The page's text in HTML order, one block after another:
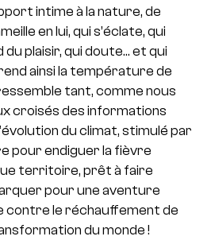
intime à la nature, de
en lui, qui s’éclate, qui
du plaisir, qui doute… et qui
ainsi la température de
tant, comme nous
croisés des informations
du climat, stimulé par
pour endiguer la fièvre
territoire, prêt à faire
pour une aventure
contre le réchauffement de
du monde !